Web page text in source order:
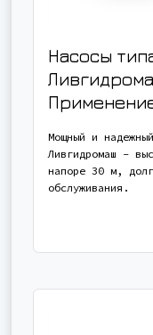
Насосы
Мощный и
Ливгидромаш -
напоре 30 м,
обслуживания.